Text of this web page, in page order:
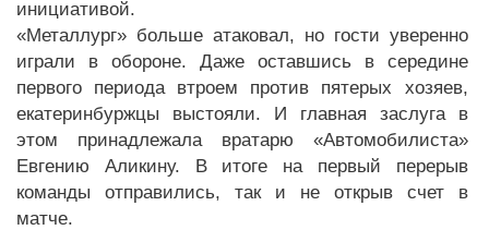
инициативой.
«Металлург» больше атаковал, но гости уверенно
играли в обороне. Даже оставшись в середине
первого периода втроем против пятерых хозяев,
екатеринбуржцы выстояли. И главная заслуга в
этом принадлежала вратарю «Автомобилиста»
Евгению Аликину. В итоге на первый перерыв
команды отправились, так и не открыв счет в
матче.